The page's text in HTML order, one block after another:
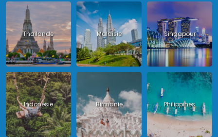
Thailande Malaisie Singapour
Indonésie Birmanie Philippines